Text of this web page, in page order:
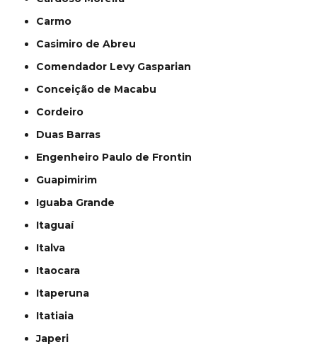
Carmo
Casimiro de Abreu
Comendador Levy Gasparian
Conceição de Macabu
Cordeiro
Duas Barras
Engenheiro Paulo de Frontin
Guapimirim
Iguaba Grande
Itaguaí
Italva
Itaocara
Itaperuna
Itatiaia
Japeri